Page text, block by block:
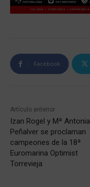
Facebook
Artículo anterior
Izan Rogel y Mª Antonia
Peñalver se proclaman
campeones de la 18ª
Euromarina Optimist
Torrevieja